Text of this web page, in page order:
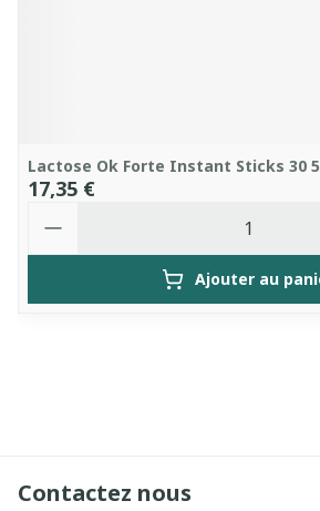
Lactose Ok Forte Instant Sticks 30
17,35 €
Ajouter au
Contactez nous